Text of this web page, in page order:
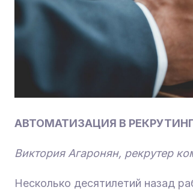
АВТОМАТИЗАЦИЯ В
Виктория Агаронян, рекрутер
Несколько десятилетий назад